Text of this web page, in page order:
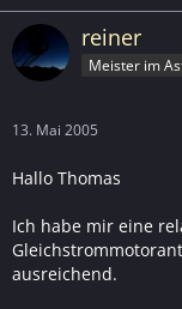
reiner
Meister im
13. Mai 2005
Hallo Thomas
Ich habe mir eine
ausreichend.